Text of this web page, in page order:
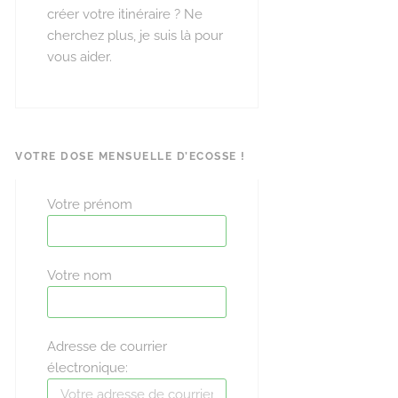
créer votre itinéraire ? Ne
cherchez plus, je suis là pour
vous aider.
VOTRE DOSE MENSUELLE D’ECOSSE !
Votre prénom
Votre nom
Adresse de courrier
électronique: